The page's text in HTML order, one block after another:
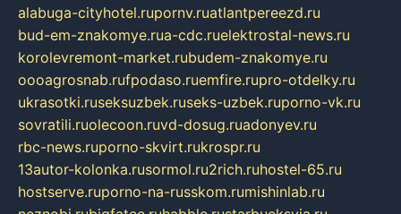
alabuga-cityhotel.rupornv.ruatlantpereezd.ru
bud-em-znakomye.rua-cdc.ruelektrostal-news.ru
korolevremont-market.rubudem-znakomye.ru
oooagrosnab.rufpodaso.ruemfire.rupro-otdelky.ru
ukrasotki.ruseksuzbek.ruseks-uzbek.ruporno-vk.ru
sovratili.ruolecoon.ruvd-dosug.ruadonyev.ru
rbc-news.ruporno-skvirt.rukrospr.ru
13autor-kolonka.rusormol.ru2rich.ruhostel-65.ru
hostserve.ruporno-na-russkom.rumishinlab.ru